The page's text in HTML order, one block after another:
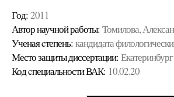
Год: 2011
Автор научной работы: Томилова,
Ученая cтепень: кандидата
Место защиты диссертации: Екатеринбург
Код cпециальности ВАК: 10.02.20